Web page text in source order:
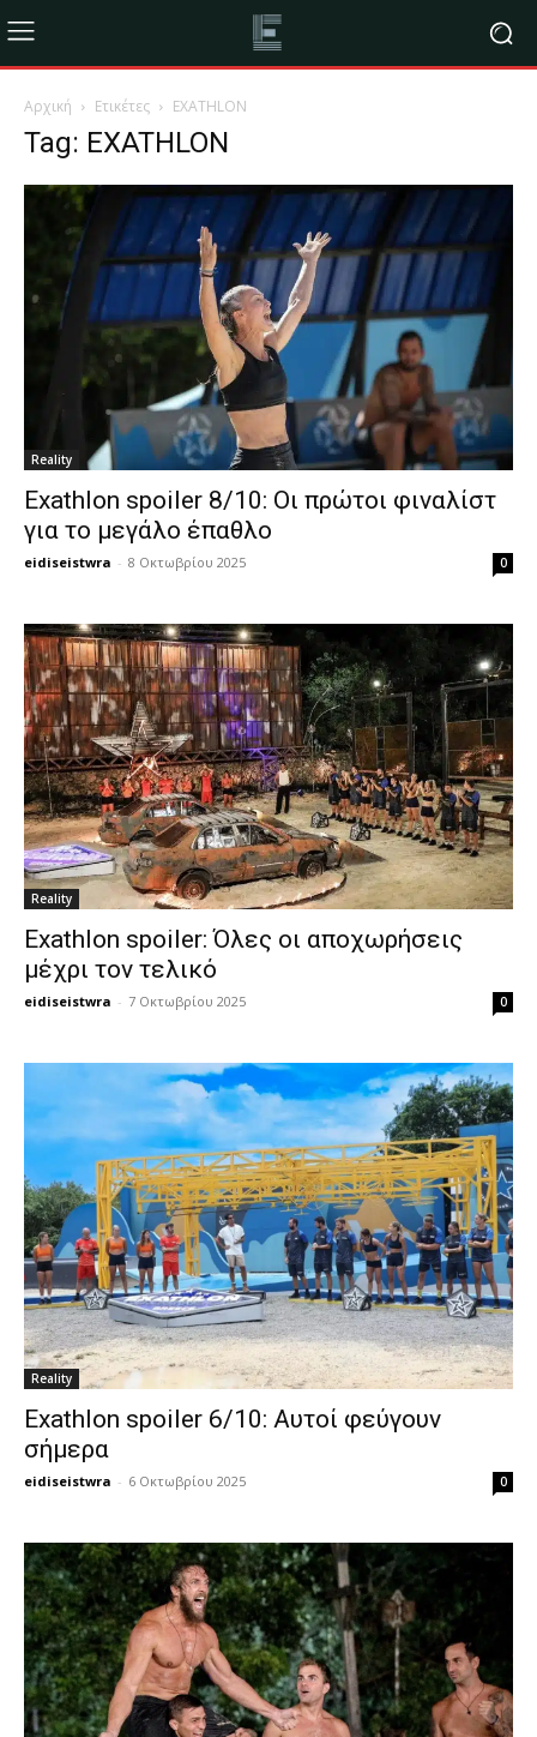
Αρχική Ετικέτες EXATHLON
Tag: EXATHLON
Reality
Exathlon spoiler 8/10: Οι πρώτοι φιναλίστ
για το μεγάλο έπαθλο
eidiseistwra - 8 Οκτωβρίου 2025 0
Reality
Exathlon spoiler: Όλες οι αποχωρήσεις
μέχρι τον τελικό
eidiseistwra - 7 Οκτωβρίου 2025 0
Reality
Exathlon spoiler 6/10: Αυτοί φεύγουν
σήμερα
eidiseistwra - 6 Οκτωβρίου 2025 0